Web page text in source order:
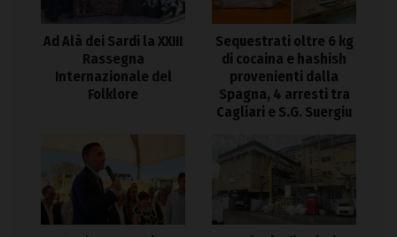
Ad Alà dei Sardi la XXIII
Rassegna
Internazionale del
Folklore
Sequestrati oltre 6 kg
di cocaina e hashish
provenienti dalla
Spagna, 4 arresti tra
Cagliari e S.G. Suergiu